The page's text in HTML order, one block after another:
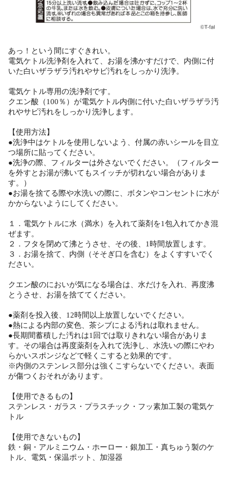
あっ！という間にすぐきれい。
電気ケトル洗浄剤を入れて、お湯を沸かすだけで、内側に付
いた白いザラザラ汚れやサビ汚れをしっかり洗浄。
電気ケトル専用の洗浄剤です。
クエン酸（100％）が電気ケトル内側に付いた白いザラザラ汚
れやサビ汚れをしっかり洗浄します。
【使用方法】
●洗浄中はケトルを使用しないよう、付属の赤いシールを目立
つ場所に貼ってください。
●洗浄の際、フィルターは外さないでください。（フィルター
を外すとお湯が沸いてもスイッチが切れない場合がありま
す。）
●お湯を捨てる際や水洗いの際に、ボタンやコンセントに水が
かからないようにしてください。
１．電気ケトルに水（満水）を入れて薬剤を1包入れてかき混
ぜます。
２．フタを閉めて沸とうさせ、その後、1時間放置します。
３．お湯を捨て、内側（そそぎ口を含む）をよくすすいでく
ださい。
クエン酸のにおいが気になる場合は、水だけを入れ、再度沸
とうさせ、お湯を捨ててください。
●薬剤を投入後、12時間以上放置しないでください。
●熱による内部の変色、茶シブによる汚れは取れません。
●長期間蓄積した汚れは1回では取りきれない場合がありま
す。その場合は再度薬剤を入れて洗浄し、水洗いの際にやわ
らかいスポンジなどで軽くこすると効果的です。
※内側のステンレス部分は強くこすらないでください。表面
が傷つくおそれがあります。
【使用できるもの】
ステンレス・ガラス・プラスチック・フッ素加工製の電気ケ
トル
【使用できないもの】
鉄・銅・アルミニウム・ホーロー・銀加工・真ちゅう製のケ
トル、電気・保温ポット、加湿器